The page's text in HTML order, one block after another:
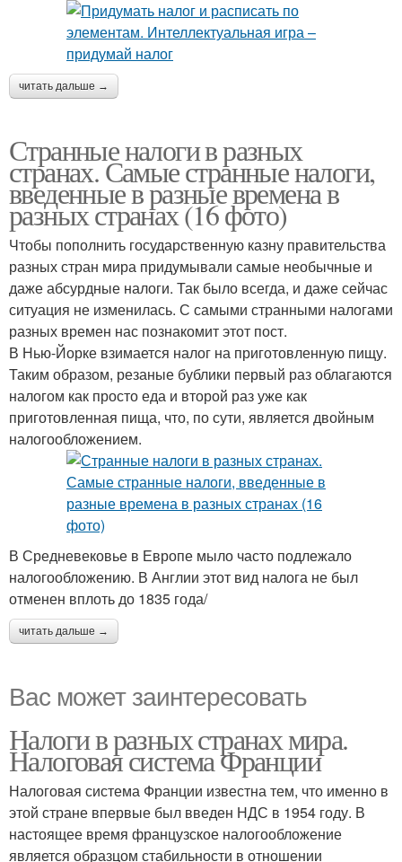
читать дальше →
Странные налоги в разных
странах. Самые странные налоги,
введенные в разные времена в
разных странах (16 фото)
Чтобы пополнить государственную казну правительства
разных стран мира придумывали самые необычные и
даже абсурдные налоги. Так было всегда, и даже сейчас
ситуация не изменилась. С самыми странными налогами
разных времен нас познакомит этот пост.
В Нью-Йорке взимается налог на приготовленную пищу.
Таким образом, резаные бублики первый раз облагаются
налогом как просто еда и второй раз уже как
приготовленная пища, что, по сути, является двойным
налогообложением.
В Средневековье в Европе мыло часто подлежало
налогообложению. В Англии этот вид налога не был
отменен вплоть до 1835 года/
читать дальше →
Вас может заинтересовать
Налоги в разных странах мира.
Налоговая система Франции
Налоговая система Франции известна тем, что именно в
этой стране впервые был введен НДС в 1954 году. В
настоящее время французское налогообложение
является образцом стабильности в отношении